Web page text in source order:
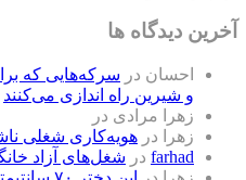
آخرین دیدگاه ها
احسان در سرکه‌هایی که
و شیرین راه اندازی می‌کنند
زهرا مرادی در
زهرا
در هویه‌کاری شغلی
farhad در شغل‌های آزاد